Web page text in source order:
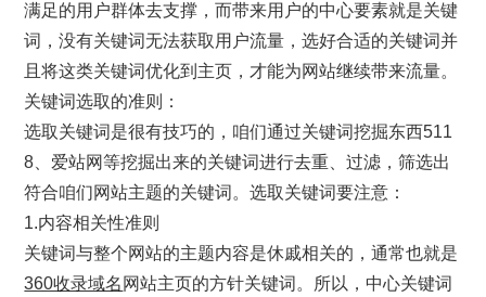
满足的用户群体去支撑，而带来用户的中心要素就是关键
词，没有关键词无法获取用户流量，选好合适的关键词并
且将这类关键词优化到主页，才能为网站继续带来流量。
关键词选取的准则：
选取关键词是很有技巧的，咱们通过关键词挖掘东西511
8、爱站网等挖掘出来的关键词进行去重、过滤，筛选出
符合咱们网站主题的关键词。选取关键词要注意：
1.内容相关性准则
关键词与整个网站的主题内容是休戚相关的，通常也就是
360收录域名 网站主页的方针关键词。所以，中心关键词